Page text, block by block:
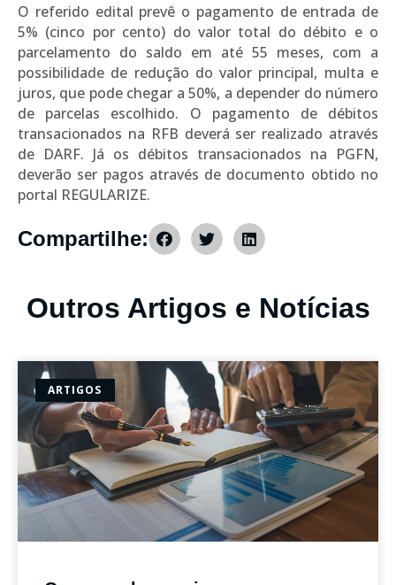
O referido edital prevê o pagamento de entrada de
5% (cinco por cento) do valor total do débito e o
parcelamento do saldo em até 55 meses, com a
possibilidade de redução do valor principal, multa e
juros, que pode chegar a 50%, a depender do número
de parcelas escolhido. O pagamento de débitos
transacionados na RFB deverá ser realizado através
de DARF. Já os débitos transacionados na PGFN,
deverão ser pagos através de documento obtido no
portal REGULARIZE.
Compartilhe:
Outros Artigos e Notícias
ARTIGOS